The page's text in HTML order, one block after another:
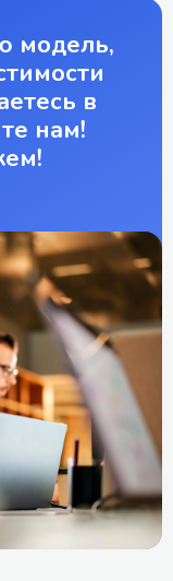
модель,
в
нам!